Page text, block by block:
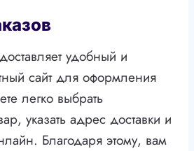
удобный и
сайт для оформления
легко выбрать
указать адрес доставки и
Благодаря этому, вам